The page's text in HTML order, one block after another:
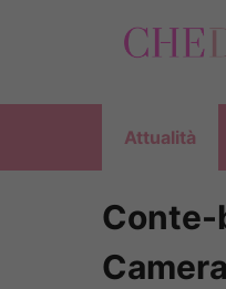
Attualità
Conte-
Camera